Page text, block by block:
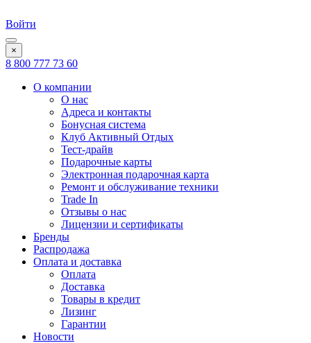
Войти
×
8 800 777 73 60
О компании
О нас
Адреса и контакты
Бонусная система
Клуб Активный Отдых
Тест-драйв
Подарочные карты
Электронная подарочная карта
Ремонт и обслуживание техники
Trade In
Отзывы о нас
Лицензии и сертификаты
Бренды
Распродажа
Оплата и доставка
Оплата
Доставка
Товары в кредит
Лизинг
Гарантии
Новости